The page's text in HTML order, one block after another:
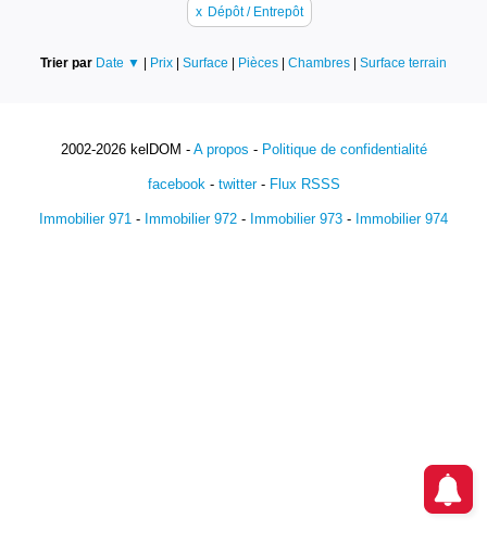
x Dépôt / Entrepôt
Trier par Date ▼ | Prix | Surface | Pièces | Chambres | Surface terrain
2002-2026 kelDOM - A propos - Politique de confidentialité
facebook- twitter- Flux RSSS
Immobilier 971 - Immobilier 972 - Immobilier 973 - Immobilier 974